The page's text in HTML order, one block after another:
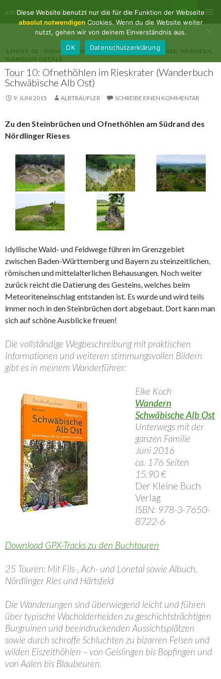
albtips.de – Die Schwäbische Alb entdecken
MENÜ
ZUM
BAYERN HALBTAGS,WANDERFÜHRER
Tour 10: Ofnethöhlen im Rieskrater (Wanderbuch
Schwäbische Alb Ost)
9. JUNI 2015 ALBTRÄUFLER SCHREIBE EINEN KOMMENTAR
Zu den Steinbrüchen und Ofnethöhlen am Südrand des
Nördlinger Rieses
Idyllische Wald- und Feldwege führen im Grenzgebiet
zwischen Baden-Württemberg und Bayern zu steinzeitlichen,
römischen und mittelalterlichen Behausungen. Noch weiter
zurück reicht die Datierung des Gesteins, welches beim
Meteoriteneinschlag entstanden ist. Es wurde und wird teils
immer noch in den Steinbrüchen dort abgebaut. Dort kann man
sich auf schöne Ausblicke freuen!
Die vollständige Wegbeschreibung mit praktischen
Informationen und weiteren stimmungsvollen Bildern
gibt es in meinem Wanderführer:
Elke Koch
Wandern
Schwäbische Alb Ost
Unterwegs mit der
ganzen Familie
Juni 2016
ca. 176 Seiten
15.90 €
Der Kleine Buch
Verlag
ISBN: 978-3-7650-
8722-6
Download GPX-Tracks zu den Buchtouren
25 Touren: Mit Fils-, Ach- und Lonetal sowie Albuch,
Nördlinger Ries und Härtsfeld
Die Wanderungen sind überwiegend leicht und führen
über typische Wacholderheiden zu geschichtsträchtigen
Burgruinen und beeindruckenden Aussichtsplätzen
sowie durch schroffe Schluchten zu bizarren Felsen und
wilden Eiszeithöhlen – von Geislingen bis Bopfingen und
von Aalen bis Blaubeuren.
Diese Website benutzt nur die für die Funktion der Webseite
absolut notwendigenCookies. Wenn du die Website weiter
nutzt, gehen wir von deinem Einverständnis aus.
OK
Datenschutzerklärung